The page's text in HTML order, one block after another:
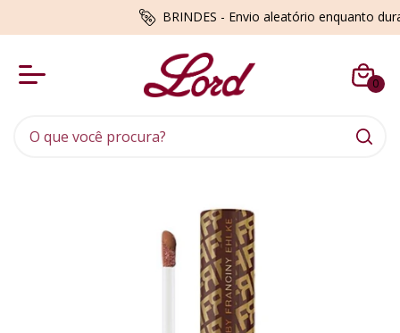
BRINDES - Envio aleatório enquanto
0